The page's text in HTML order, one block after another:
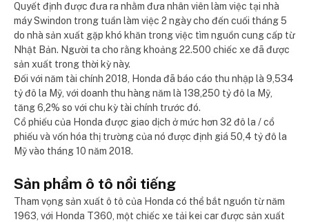
Quyết định được đưa ra nhằm đưa nhân viên làm việc tại nhà
máy Swindon trong tuần làm việc 2 ngày cho đến cuối tháng 5
do nhà sản xuất gặp khó khăn trong việc tìm nguồn cung cấp từ
Nhật Bản. Người ta cho rằng khoảng 22.500 chiếc xe đã được
sản xuất trong thời kỳ này.
Đối với năm tài chính 2018, Honda đã báo cáo thu nhập là 9,534
tỷ đô la Mỹ, với doanh thu hàng năm là 138,250 tỷ đô la Mỹ,
tăng 6,2% so với chu kỳ tài chính trước đó.
Cổ phiếu của Honda được giao dịch ở mức hơn 32 đô la / cổ
phiếu và vốn hóa thị trường của nó được định giá 50,4 tỷ đô la
Mỹ vào tháng 10 năm 2018.
Sản phẩm ô tô nổi tiếng
Tham vọng sản xuất ô tô của Honda có thể bắt nguồn từ năm
1963, với Honda T360, một chiếc xe tải kei car được sản xuất